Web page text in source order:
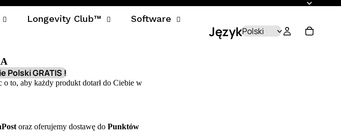
Longevity Club™ Software
Język
Polski GRATIS !
to, aby każdy produkt dotarł do Ciebie w
oraz oferujemy dostawę do Punktów